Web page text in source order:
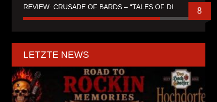
8
LETZTE NEWS